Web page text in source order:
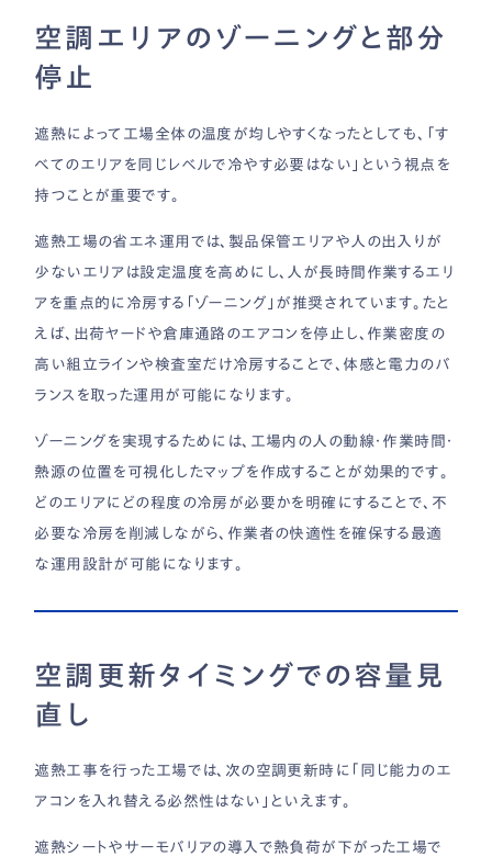
空調エリアのゾーニングと部分
停止
遮熱によって工場全体の温度が均しやすくなったとしても、「す
べてのエリアを同じレベルで冷やす必要はない」という視点を
持つことが重要です。
遮熱工場の省エネ運用では、製品保管エリアや人の出入りが
少ないエリアは設定温度を高めにし、人が長時間作業するエリ
アを重点的に冷房する「ゾーニング」が推奨されています。たと
えば、出荷ヤードや倉庫通路のエアコンを停止し、作業密度の
高い組立ラインや検査室だけ冷房することで、体感と電力のバ
ランスを取った運用が可能になります。
ゾーニングを実現するためには、工場内の人の動線・作業時間・
熱源の位置を可視化したマップを作成することが効果的です。
どのエリアにどの程度の冷房が必要かを明確にすることで、不
必要な冷房を削減しながら、作業者の快適性を確保する最適
な運用設計が可能になります。
空調更新タイミングでの容量見
直し
遮熱工事を行った工場では、次の空調更新時に「同じ能力のエ
アコンを入れ替える必然性はない」といえます。
遮熱シートやサーモバリアの導入で熱負荷が下がった工場で